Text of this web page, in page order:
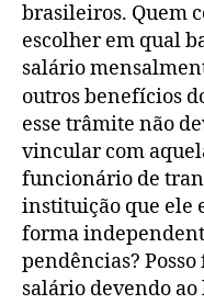
brasileiros. Quem
escolher em qual
salário
outros benefícios
esse trâmite não
vincular com
funcionário de
instituição que ele
forma
pendências?
salário devendo ao